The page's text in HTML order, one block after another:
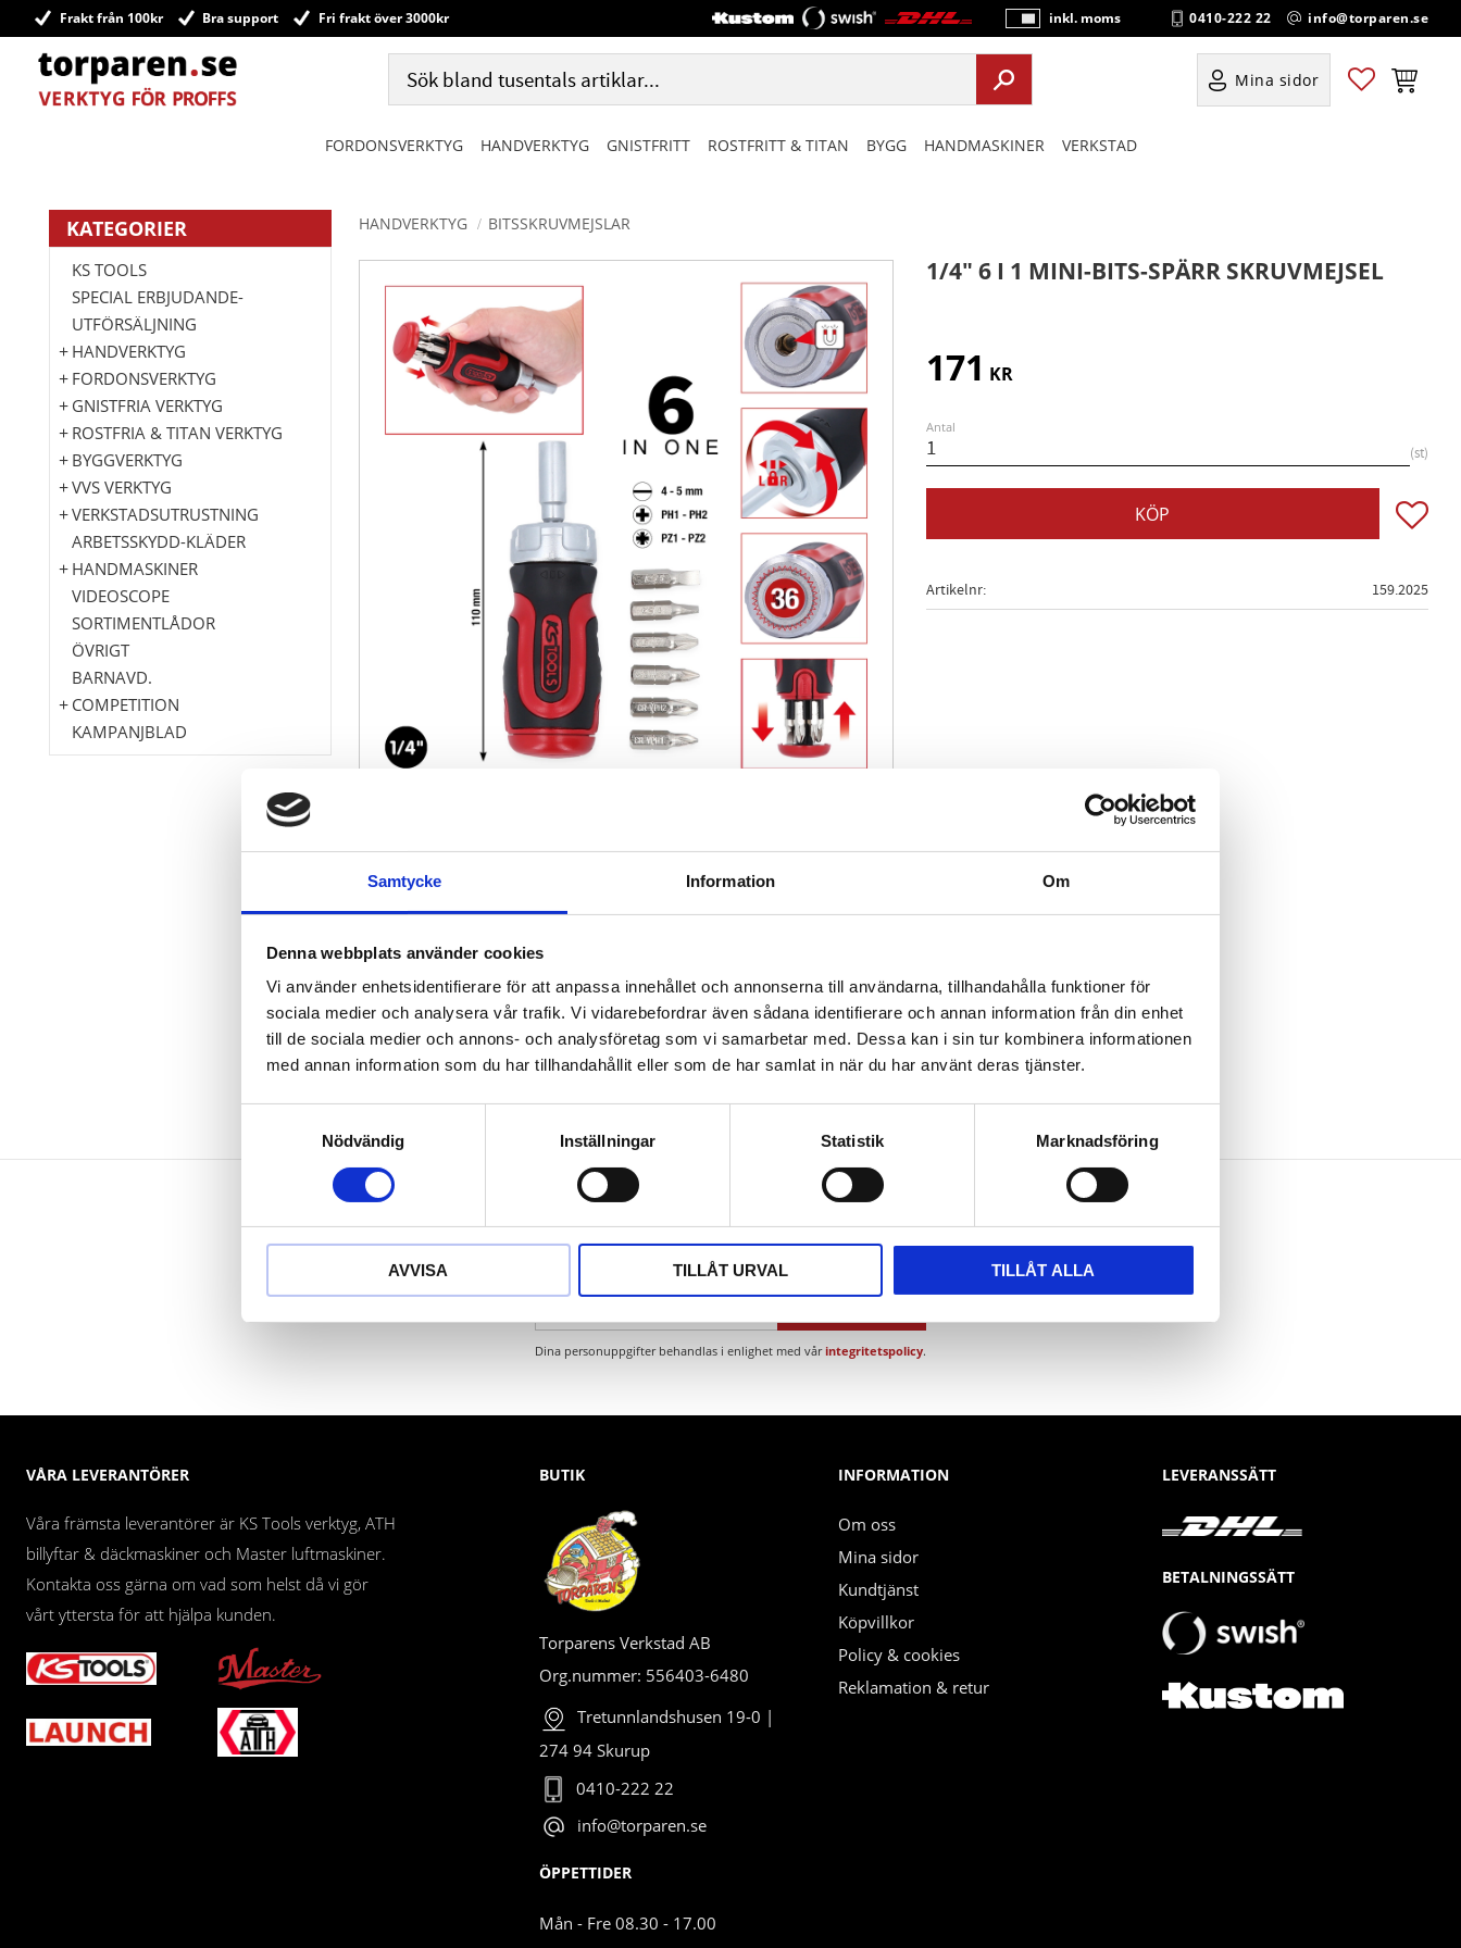
Samtycke Information Om
Denna webbplats använder cookies
Vi använder enhetsidentifierare för att anpassa innehållet och annonserna till användarna, tillhandahålla funktioner för
sociala medier och analysera vår trafik. Vi vidarebefordrar även sådana identifierare och annan information från din enhet
till de sociala medier och annons- och analysföretag som vi samarbetar med. Dessa kan i sin tur kombinera informationen
med annan information som du har tillhandahållit eller som de har samlat in när du har använt deras tjänster.
Nödvändig
Inställningar Statistik Marknadsföring
AVVISA TILLÅT URVAL TILLÅT ALLA
Frakt från 100kr Bra support Fri frakt över 3000kr
P
ri
s
e
vi
inkl. moms 0410-222 22 info@torparen.se
Mina sidor Favoriter
FORDONSVERKTYG HANDVERKTYG GNISTFRITT ROSTFRITT & TITAN BYGG HANDMASKINER VERKSTAD
HANDVERKTYG BITSSKRUVMEJSLAR
1/4" 6 I 1 MINI-BITS-SPÄRR SKRUVMEJSEL
171 KR
Antal
st
KÖP Lägg
Artikelnr 159.2025
med spärrfunktion
exakt kuggning med 36 kuggar
Integrerad bitsmagasin med 6 bits
Med 2-komponent-handtag
klinga mattförkromad
KATEGORIER
KS TOOLS
SPECIAL ERBJUDANDE-
UTFÖRSÄLJNING
HANDVERKTYG
FORDONSVERKTYG
GNISTFRIA VERKTYG
ROSTFRIA & TITAN VERKTYG
BYGGVERKTYG
VVS VERKTYG
VERKSTADSUTRUSTNING
ARBETSSKYDD-KLÄDER
HANDMASKINER
VIDEOSCOPE
SORTIMENTLÅDOR
ÖVRIGT
BARNAVD.
COMPETITION
KAMPANJBLAD
Nyhetsbrev
PRENUMERERA
Dina personuppgifter behandlas i enlighet med vårintegritetspolicy.
VÅRA LEVERANTÖRER
Våra främsta leverantörer är KS Tools verktyg, ATH
billyftar & däckmaskiner och Master luftmaskiner.
Kontakta oss gärna om vad som helst då vi gör
vårt yttersta för att hjälpa kunden.
BUTIK
Torparens Verkstad AB
Org.nummer: 556403-6480
Tretunnlandshusen 19-0 |
274 94 Skurup
0410-222 22
info@torparen.se
ÖPPETTIDER
Mån - Fre 08.30 - 17.00
INFORMATION
Om oss
Mina sidor
Kundtjänst
Köpvillkor
Policy & cookies
Reklamation & retur
LEVERANSSÄTT
BETALNINGSSÄTT